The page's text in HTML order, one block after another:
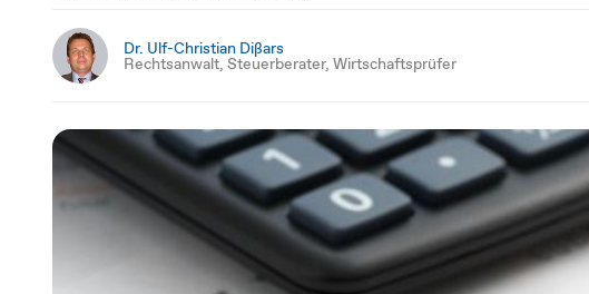
Dr. Ulf-Christian Dißars
Rechtsanwalt, Steuerberater, Wirtschaftsprüfer